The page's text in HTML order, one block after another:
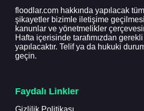
floodlar.com hakkında yapılacak
şikayetler bizimle iletişime
kanunlar ve yönetmelikler
Hafta içerisinde tarafımızdan
yapılacaktır. Telif ya da hukuki
geçin.
Faydalı Linkler